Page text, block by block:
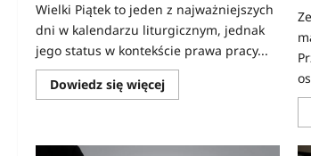
Wielki Piątek to jeden z najważniejszych
dni w kalendarzu liturgicznym, jednak
jego status w kontekście prawa pracy...
Dowiedz się więcejDowiedz
się
Wielki